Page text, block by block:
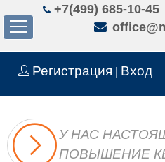
Регистрация Вход
+7(499) 685-10-45
У НАС
ПОВЫШЕНИЕ